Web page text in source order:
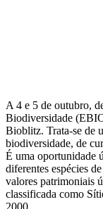
A 4 e 5 de outubro,
Biodiversidade
Bioblitz. Trata-se de
biodiversidade, de
É uma oportunidade
diferentes espécies
valores patrimoniais
classificada como
2000.